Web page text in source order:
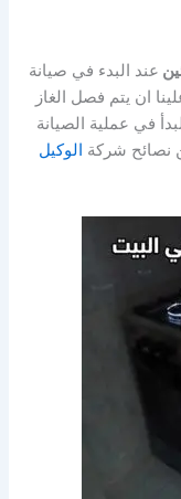
عند البدء في صيانة
ان يتم فصل الغاز
في عملية الصيانة
نصائح شركة الوكيل